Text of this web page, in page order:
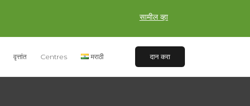
सामील व्हा
वृत्तांत Centres मराठी दान करा